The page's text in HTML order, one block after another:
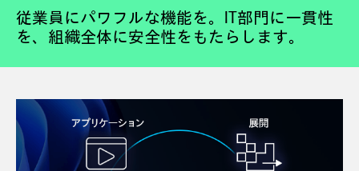
従業員にパワフルな機能を。IT部門に一貫性
を、組織全体に安全性をもたらします。